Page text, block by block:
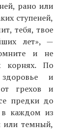
рано или
ступеней,
тебя, твое
лет», —
и не
корнях. По
и
от грехов и
предки до
в каждом из
или темный,